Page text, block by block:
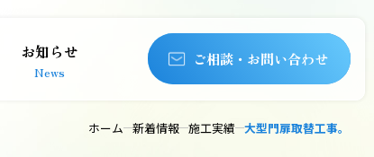
ご相談・お問い合わせ
お知らせ
News
ホーム 新着情報 施工実績 大型門扉取替工事。